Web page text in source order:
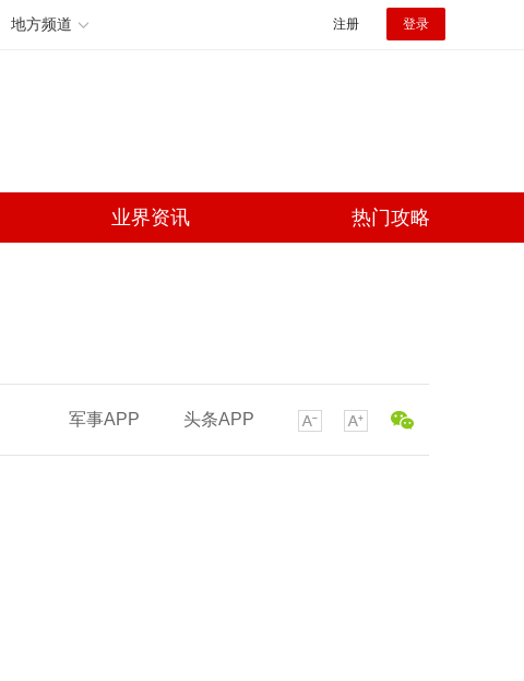
地方频道 注册 登录
业界资讯 热门攻略
军事APP 头条APP